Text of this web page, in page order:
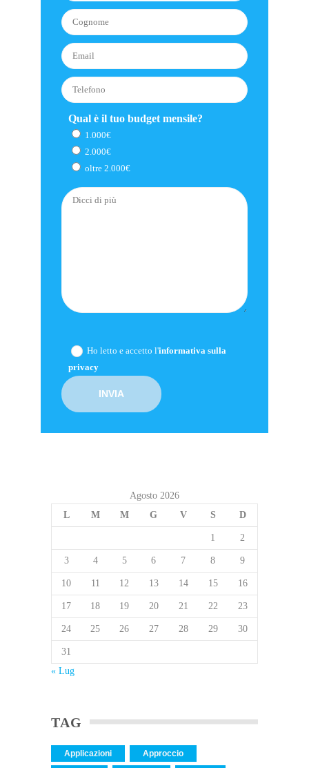
Qual è il tuo budget mensile?
1.000€
2.000€
oltre 2.000€
Ho letto e accetto l'informativa sulla
privacy
Agosto 2026
L
M M G V S D
1 2
3 4 5 6 7 8 9
10 11 12 13 14 15 16
17 18 19 20 21 22 23
24 25 26 27 28 29 30
31
« Lug
TAG
Applicazioni Approccio